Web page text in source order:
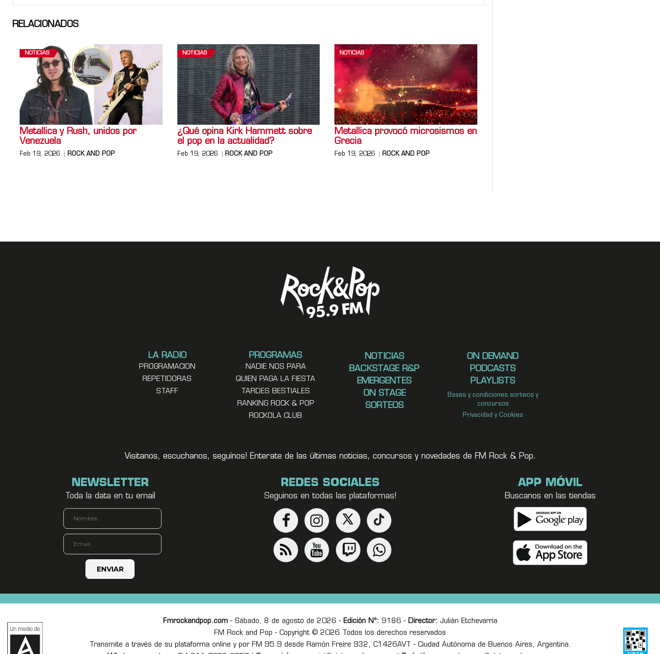
RELACIONADOS
NOTICIAS
Metallica y Rush, unidos por
Venezuela
Feb 19, 2026 ROCK AND POP
NOTICIAS
¿Qué opina Kirk Hammett sobre
el pop en la actualidad?
Feb 19, 2026 ROCK AND POP
NOTICIAS
Metallica provocó microsismos en
Grecia
Feb 19, 2026 ROCK AND POP
LA RADIO
PROGRAMACION
REPETIDORAS
STAFF
PROGRAMAS
NADIE NOS PARA
QUIEN PAGA LA FIESTA
TARDES BESTIALES
RANKING ROCK & POP
ROCKOLA CLUB
NOTICIAS
BACKSTAGE R&P
EMERGENTES
ON STAGE
SORTEOS
ON DEMAND
PODCASTS
PLAYLISTS
Bases y condiciones sorteos y
concursos
Privacidad y Cookies
Visitanos, escuchanos, seguínos! Enterate de las últimas noticias, concursos y novedades de FM Rock & Pop.
NEWSLETTER
Toda la data en tu email
REDES SOCIALES
Seguinos en todas las plataformas!
APP MÓVIL
Buscanos en las tiendas
Fmrockandpop.com- Sábado, 8 de agosto de 2026 - Edición Nº: 9186 - Director: Julián Etchevarria
FM Rock and Pop - Copyright © 2026 Todos los derechos reservados
Transmite a través de su plataforma online y por FM 95.9 desde Ramón Freire 932, C1426AVT - Ciudad Autónoma de Buenos Aires, Argentina.